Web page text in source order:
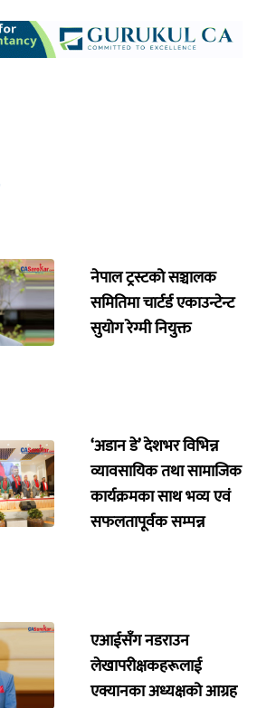
नेपाल ट्रस्टको सञ्चालक
समितिमा चार्टर्ड एकाउन्टेन्ट
सुयोग रेग्मी नियुक्त
‘अडान डे’ देशभर विभिन्न
व्यावसायिक तथा सामाजिक
कार्यक्रमका साथ भव्य एवं
सफलतापूर्वक सम्पन्न
एआईसँग नडराउन
लेखापरीक्षकहरूलाई
एक्यानका अध्यक्षको आग्रह